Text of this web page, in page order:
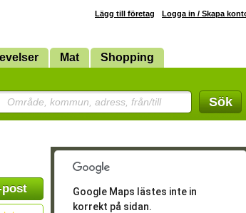
Lägg till företag Logga in / Skapa
Mat Shopping
Område, kommun, adress, från/till Sök
post
Google Maps lästes inte in
korrekt på sidan.